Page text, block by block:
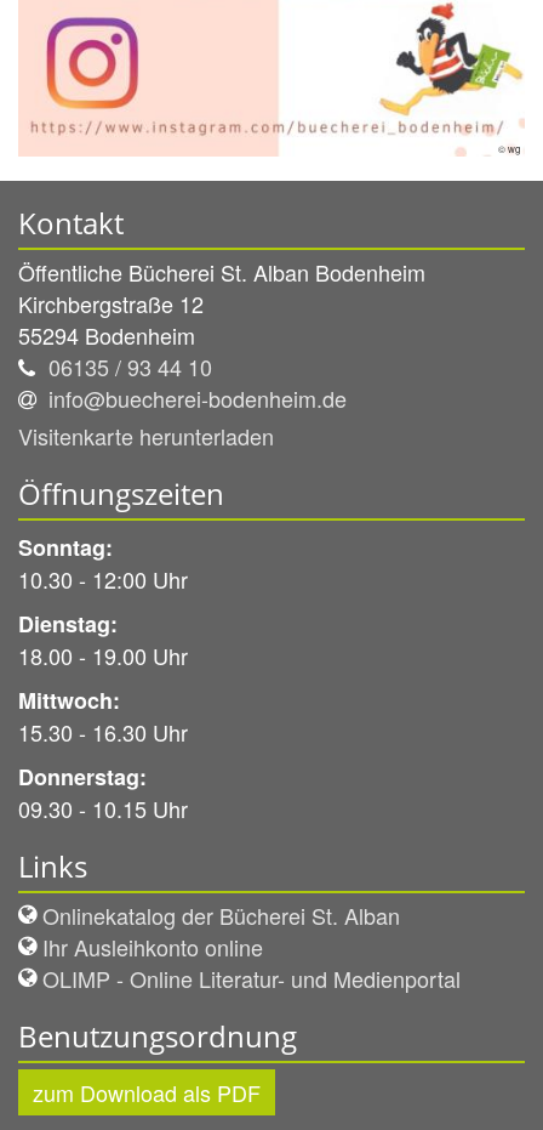
© wg
Kontakt
Öffentliche Bücherei St. Alban Bodenheim
Kirchbergstraße 12
55294 Bodenheim
06135 / 93 44 10
info@buecherei-bodenheim.de
Visitenkarte herunterladen
Öffnungszeiten
Sonntag:
10.30 - 12:00 Uhr
Dienstag:
18.00 - 19.00 Uhr
Mittwoch:
15.30 - 16.30 Uhr
Donnerstag:
09.30 - 10.15 Uhr
Links
Onlinekatalog der Bücherei St. Alban
Ihr Ausleihkonto online
OLIMP - Online Literatur- und Medienportal
Benutzungsordnung
zum Download als PDF